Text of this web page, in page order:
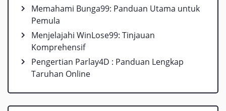
Memahami Bunga99: Panduan Utama untuk
Pemula
Menjelajahi WinLose99: Tinjauan
Komprehensif
Pengertian Parlay4D : Panduan Lengkap
Taruhan Online